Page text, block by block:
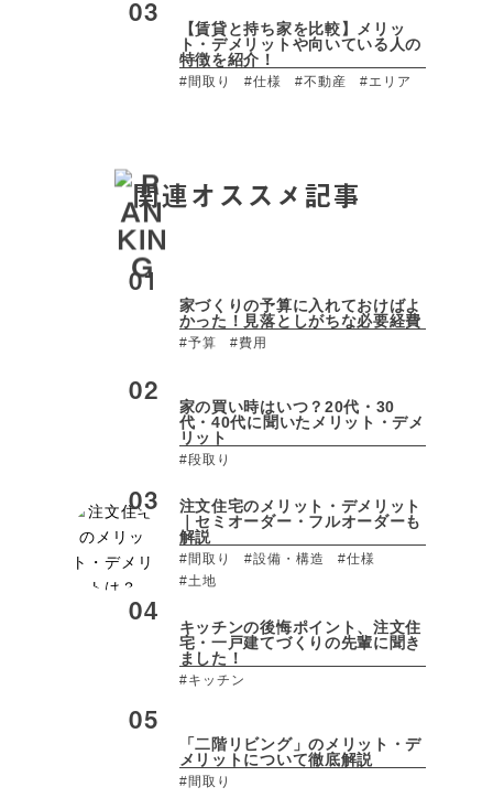
【賃貸と持ち家を比較】メリッ
ト・デメリットや向いている人の
特徴を紹介！
#間取り #仕様 #不動産 #エリア
関連オススメ記事
家づくりの予算に入れておけばよ
かった！見落としがちな必要経費
#予算 #費用
家の買い時はいつ？20代・30
代・40代に聞いたメリット・デメ
リット
#段取り
注文住宅のメリット・デメリット
｜セミオーダー・フルオーダーも
解説
#間取り #設備・構造
#仕様
#土地
キッチンの後悔ポイント、注文住
宅・一戸建てづくりの先輩に聞き
ました！
#キッチン
「二階リビング」のメリット・デ
メリットについて徹底解説
#間取り